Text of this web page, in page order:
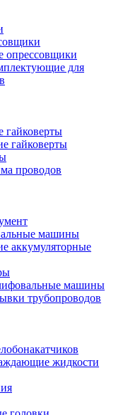
опрессовщики
для
гайковерты
гайковерты
проводов
машины
аккумуляторные
машины
трубопроводов
жидкости